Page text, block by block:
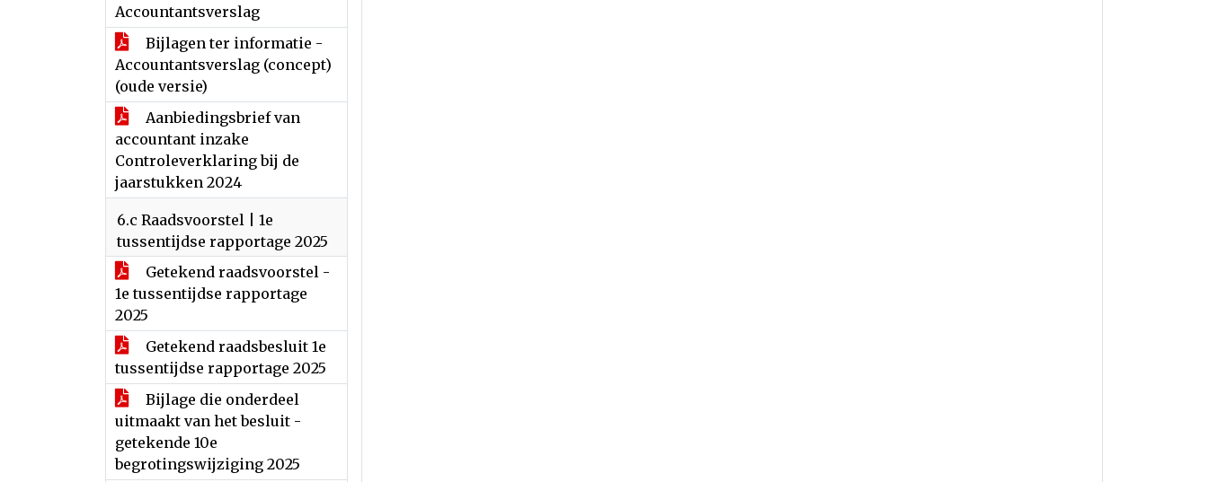
Accountantsverslag
Bijlagen ter informatie -
Accountantsverslag (concept)
(oude versie)
Aanbiedingsbrief van
accountant inzake
Controleverklaring bij de
jaarstukken 2024
6.c Raadsvoorstel | 1e
tussentijdse rapportage 2025
Getekend raadsvoorstel -
1e tussentijdse rapportage
2025
Getekend raadsbesluit 1e
tussentijdse rapportage 2025
Bijlage die onderdeel
uitmaakt van het besluit -
getekende 10e
begrotingswijziging 2025